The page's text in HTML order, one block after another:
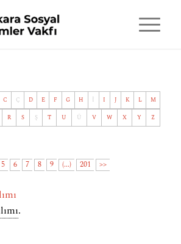
C Ç D E F G H İ I J K L M
R S Ş T U Ü V W X Y Z
5 6 7 8 9 (...) 201 >>
.